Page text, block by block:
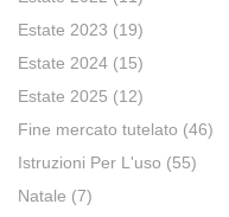
Estate 2023 (19)
Estate 2024 (15)
Estate 2025 (12)
Fine mercato tutelato (46)
Istruzioni Per L'uso (55)
Natale (7)